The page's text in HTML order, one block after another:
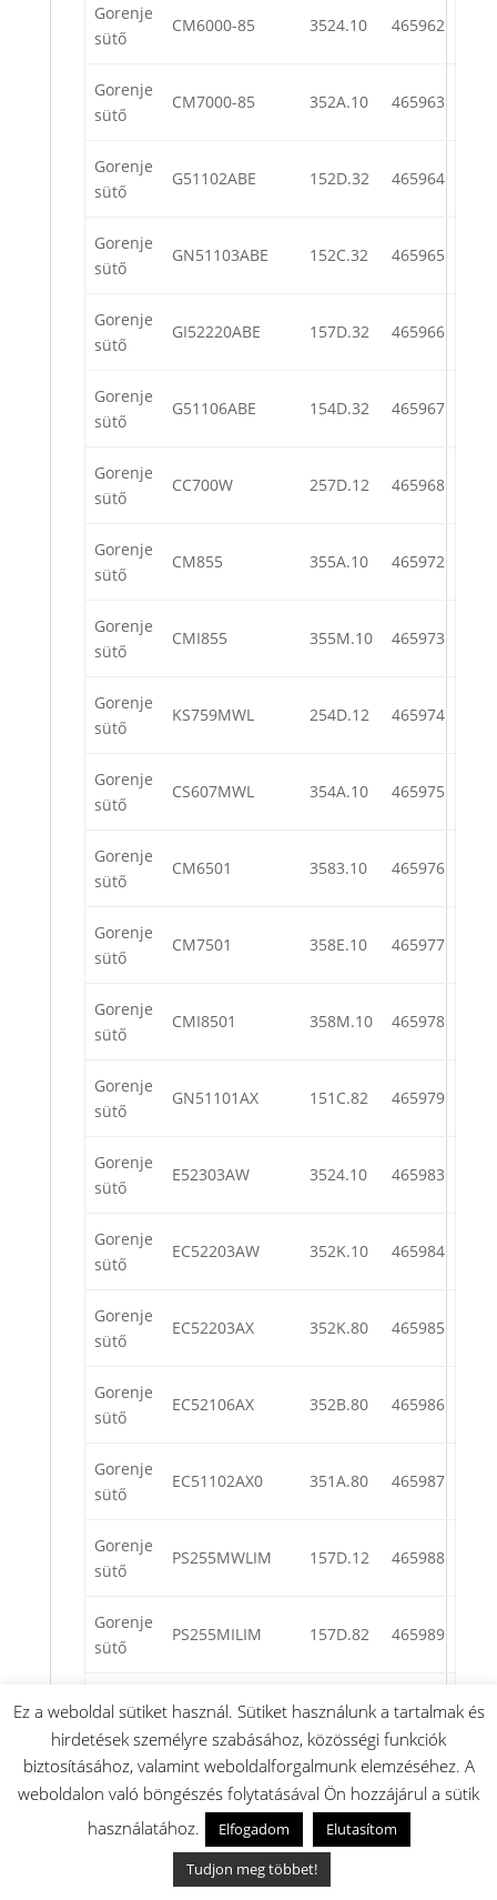
Gorenje
sütő
CM6000-85 3524.10 465962
Gorenje
sütő
CM7000-85 352A.10 465963
Gorenje
sütő
G51102ABE 152D.32 465964
Gorenje
sütő
GN51103ABE 152C.32 465965
Gorenje
sütő
GI52220ABE 157D.32 465966
Gorenje
sütő
G51106ABE 154D.32 465967
Gorenje
sütő
CC700W 257D.12 465968
Gorenje
sütő
CM855 355A.10 465972
Gorenje
sütő
CMI855 355M.10 465973
Gorenje
sütő
KS759MWL 254D.12 465974
Gorenje
sütő
CS607MWL 354A.10 465975
Gorenje
sütő
CM6501 3583.10 465976
Gorenje
sütő
CM7501 358E.10 465977
Gorenje
sütő
CMI8501 358M.10 465978
Gorenje
sütő
GN51101AX 151C.82 465979
Gorenje
sütő
E52303AW 3524.10 465983
Gorenje
sütő
EC52203AW 352K.10 465984
Gorenje
sütő
EC52203AX 352K.80 465985
Gorenje
sütő
EC52106AX 352B.80 465986
Gorenje
sütő
EC51102AX0 351A.80 465987
Gorenje
sütő
PS255MWLIM 157D.12 465988
Gorenje
sütő
PS255MILIM 157D.82 465989
sütő
KS455MWLIM 255D.12 465990
Gorenje
sütő
KS455MBRLIM 255D.62 465991
EC52CLI1 352L.30
Ez a weboldal sütiket használ. Sütiket használunk a tartalmak és
hirdetések személyre szabásához, közösségi funkciók
biztosításához, valamint weboldalforgalmunk elemzéséhez. A
weboldalon való böngészés folytatásával Ön hozzájárul a sütik
használatához.
Elfogadom
Elutasítom
Tudjon meg többet!